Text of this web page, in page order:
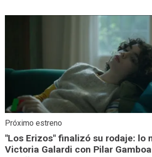
Próximo estreno
"Los Erizos" finalizó su rodaje: lo
Victoria Galardi con Pilar